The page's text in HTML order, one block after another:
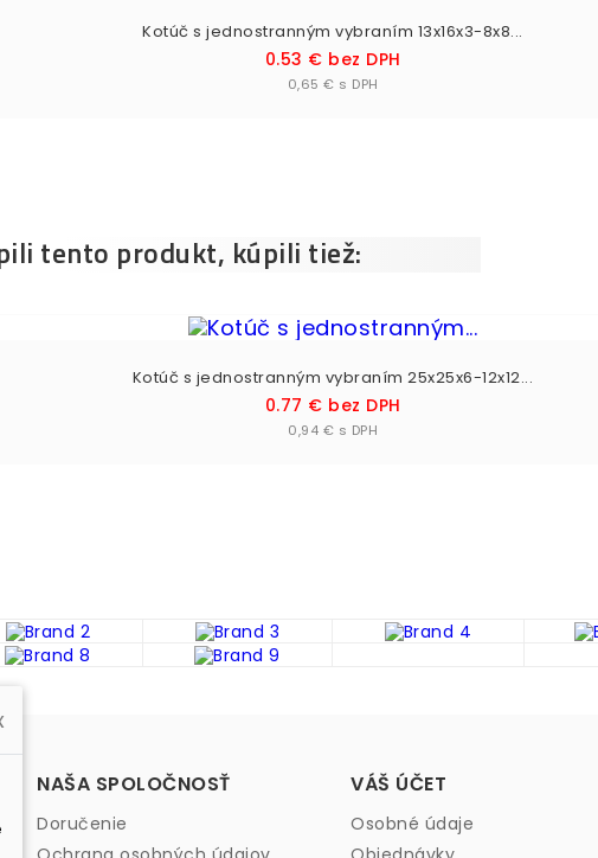
Kotúč s jednostranným vybraním 13x16x3-8x8...
Cena
0.53 € bez DPH
0,65 € s DPH
 Vložiť do košíka
tento produkt, kúpili tiež:
Kotúč s jednostranným vybraním 25x25x6-12x12...
Cena
0.77 € bez DPH
0,94 € s DPH
 Vložiť do košíka
NAŠA SPOLOČNOSŤ
Doručenie
VÁŠ ÚČET
Osobné údaje